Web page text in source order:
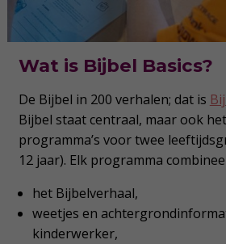
Wat is Bijbel Basics?
De Bijbel in 200 verhalen; dat is
Bijbel staat centraal, maar ook
programma’s voor twee
12 jaar). Elk programma
het Bijbelverhaal,
weetjes en
kinderwerker,